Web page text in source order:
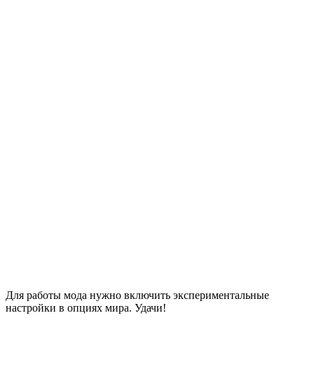
Для работы мода нужно включить экспериментальные
настройки в опциях мира. Удачи!